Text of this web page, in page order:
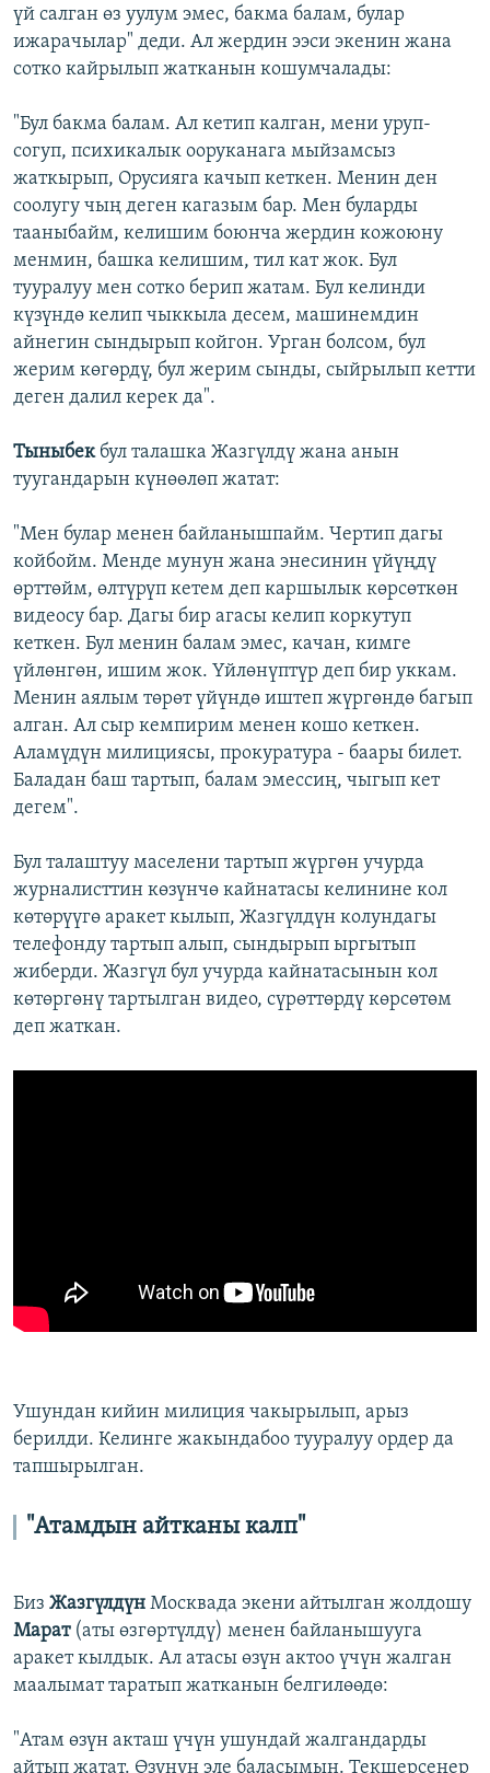
үй салган өз уулум эмес, бакма балам, булар
ижарачылар" деди. Ал жердин ээси экенин жана
сотко кайрылып жатканын кошумчалады:
"Бул бакма балам. Ал кетип калган, мени уруп-
согуп, психикалык ооруканага мыйзамсыз
жаткырып, Орусияга качып кеткен. Менин ден
соолугу чың деген кагазым бар. Мен буларды
тааныбайм, келишим боюнча жердин кожоюну
менмин, башка келишим, тил кат жок. Бул
тууралуу мен сотко берип жатам. Бул келинди
күзүндө келип чыккыла десем, машинемдин
айнегин сындырып койгон. Урган болсом, бул
жерим көгөрдү, бул жерим сынды, сыйрылып кетти
деген далил керек да".
Тыныбекбул талашка Жазгүлдү жана анын
туугандарын күнөөлөп жатат:
"Мен булар менен байланышпайм. Чертип дагы
койбойм. Менде мунун жана энесинин үйүңдү
өрттөйм, өлтүрүп кетем деп каршылык көрсөткөн
видеосу бар. Дагы бир агасы келип коркутуп
кеткен. Бул менин балам эмес, качан, кимге
үйлөнгөн, ишим жок. Үйлөнүптүр деп бир уккам.
Менин аялым төрөт үйүндө иштеп жүргөндө багып
алган. Ал сыр кемпирим менен кошо кеткен.
Аламүдүн милициясы, прокуратура - баары билет.
Баладан баш тартып, балам эмессиң, чыгып кет
дегем".
Бул талаштуу маселени тартып жүргөн учурда
журналисттин көзүнчө кайнатасы келинине кол
көтөрүүгө аракет кылып, Жазгүлдүн колундагы
телефонду тартып алып, сындырып ыргытып
жиберди. Жазгүл бул учурда кайнатасынын кол
көтөргөнү тартылган видео, сүрөттөрдү көрсөтөм
деп жаткан.
Ушундан кийин милиция чакырылып, арыз
берилди. Келинге жакындабоо тууралуу ордер да
тапшырылган.
"Атамдын айтканы калп"
Биз Жазгүлдүн Москвада экени айтылган жолдошу
Марат(аты өзгөртүлдү) менен байланышууга
аракет кылдык. Ал атасы өзүн актоо үчүн жалган
маалымат таратып жатканын белгилөөдө:
"Атам өзүн акташ үчүн ушундай жалгандарды
айтып жатат. Өзүнүн эле баласымын. Текшерсеңер